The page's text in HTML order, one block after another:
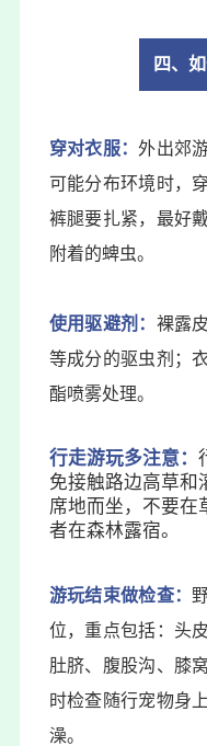
四、
穿对衣服：外出郊
可能分布环境时，
裤腿要扎紧，最好
附着的蜱虫。
使用驱避剂： 裸露
等成分的驱虫剂；
酯喷雾处理。
行走游玩多注意：
免接触路边高草和
席地而坐，不要在
者在森林露宿。
游玩结束做检查：
位，重点包括：头
肚脐、腹股沟、膝
时检查随行宠物身
澡。